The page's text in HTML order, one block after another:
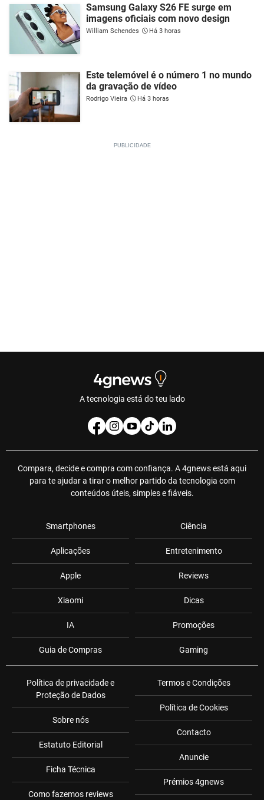
Samsung Galaxy S26 FE surge em
imagens oficiais com novo design
William Schendes Há 3 horas
Este telemóvel é o número 1 no mundo
da gravação de vídeo
Rodrigo Vieira Há 3 horas
A tecnologia está do teu lado
Compara, decide e compra com confiança. A 4gnews está aqui
para te ajudar a tirar o melhor partido da tecnologia com
conteúdos úteis, simples e fiáveis.
Smartphones
Aplicações
Apple
Xiaomi
IA
Guia de Compras
Ciência
Entretenimento
Reviews
Dicas
Promoções
Gaming
Política de privacidade e
Proteção de Dados
Sobre nós
Estatuto Editorial
Ficha Técnica
Como fazemos reviews
Termos e Condições
Política de Cookies
Contacto
Anuncie
Prémios 4gnews